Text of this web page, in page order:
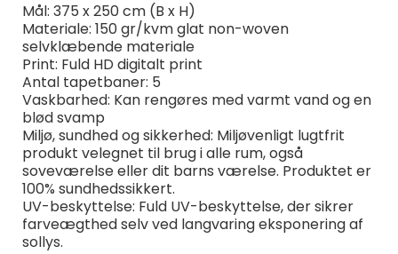
Mål: 375 x 250 cm (B x H)
Materiale: 150 gr/kvm glat non-woven
selvklæbende materiale
Print: Fuld HD digitalt print
Antal tapetbaner: 5
Vaskbarhed: Kan rengøres med varmt vand og en
blød svamp
Miljø, sundhed og sikkerhed: Miljøvenligt lugtfrit
produkt velegnet til brug i alle rum, også
soveværelse eller dit barns værelse. Produktet er
100% sundhedssikkert.
UV-beskyttelse: Fuld UV-beskyttelse, der sikrer
farveægthed selv ved langvaring eksponering af
sollys.